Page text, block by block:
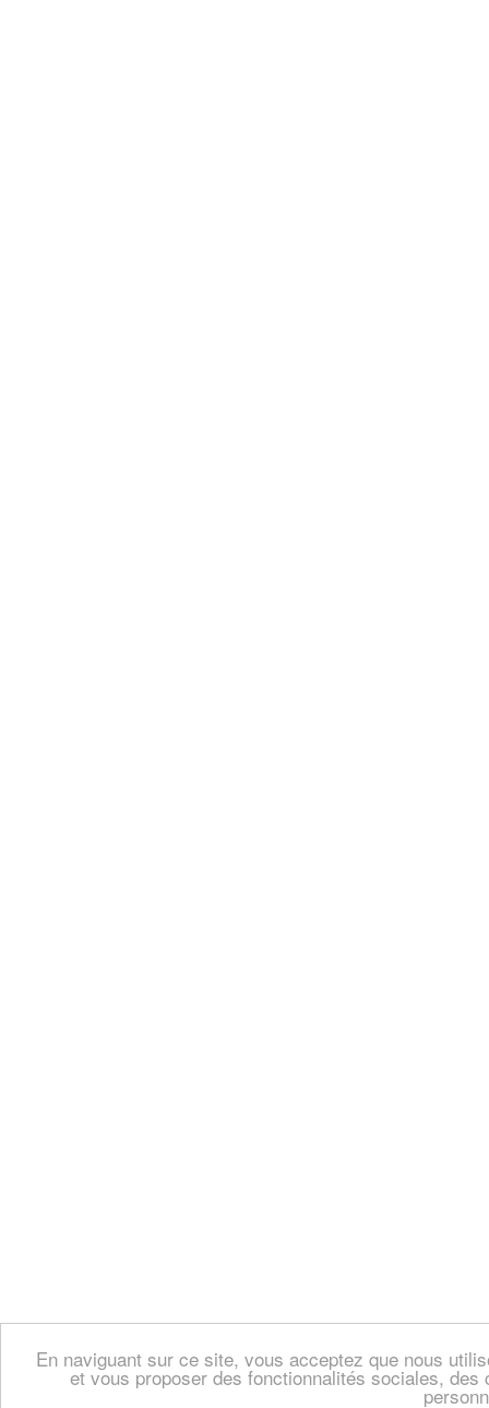
En naviguant sur ce site, vous acceptez que nous
et vous proposer des fonctionnalités sociales,